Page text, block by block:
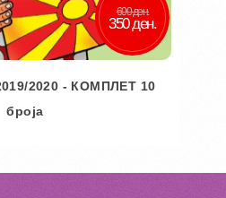
600 ден.
350 ден.
2020 - КОМПЛЕТ 10
броја